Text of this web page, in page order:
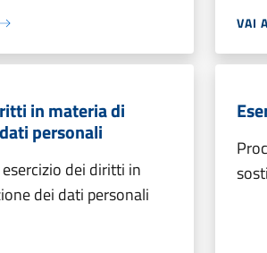
VAI
in materia di
personali
dei diritti in
dei dati personali